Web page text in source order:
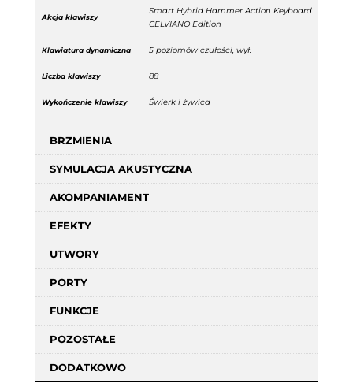
Akcja klawiszy
Smart Hybrid Hammer Action Keyboard
CELVIANO Edition
Klawiatura dynamiczna 5 poziomów czułości, wył.
Liczba klawiszy 88
Wykończenie klawiszy Świerk i żywica
BRZMIENIA
SYMULACJA AKUSTYCZNA
AKOMPANIAMENT
EFEKTY
UTWORY
PORTY
FUNKCJE
POZOSTAŁE
DODATKOWO